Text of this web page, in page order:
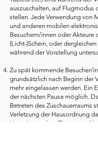
auszuschalten, auf Flugmodus
stellen. Jede Verwendung von
und anderen mobilen
Besuchern/innen oder Akteure
(Licht-)Schein, oder
während der Vorstellung
Zu spät kommende Besucher/
grundsätzlich nach Beginn der
mehr eingelassen werden. Ein
der nächsten Pause möglich.
Betreten des Zuschauerraums
Verletzung der Hausordnung
Verweis aus dem Theater und in